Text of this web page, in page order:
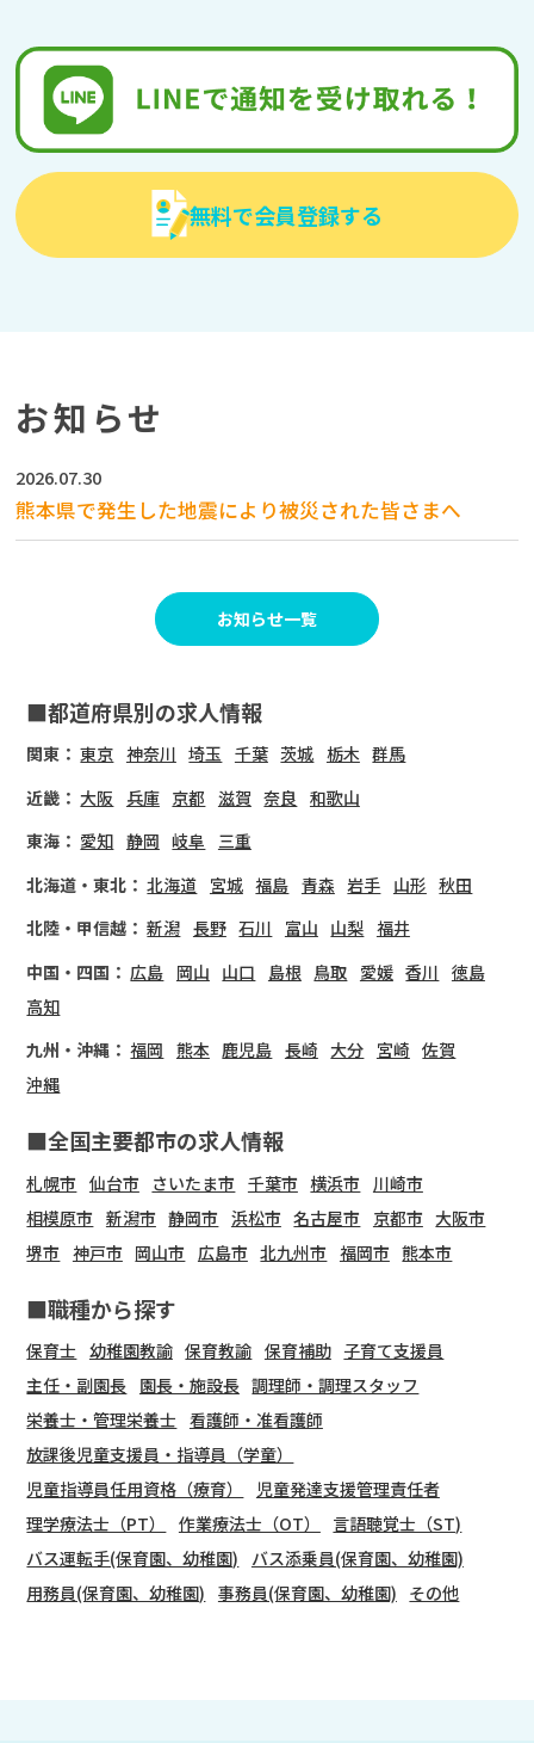
無料で会員登録する
お知らせ
2026.07.30
熊本県で発生した地震により被災された皆さまへ
お知らせ一覧
■都道府県別の求人情報
関東： 東京 神奈川 埼玉 千葉 茨城 栃木 群馬
近畿： 大阪 兵庫 京都 滋賀 奈良 和歌山
東海： 愛知 静岡 岐阜
三重
北海道・東北： 北海道 宮城 福島 青森 岩手 山形 秋田
北陸・甲信越： 新潟 長野 石川 富山 山梨 福井
中国・四国： 広島 岡山 山口 島根 鳥取 愛媛 香川 徳島
高知
九州・沖縄： 福岡 熊本 鹿児島 長崎 大分 宮崎 佐賀
沖縄
■全国主要都市の求人情報
札幌市 仙台市 さいたま市 千葉市 横浜市
川崎市
相模原市 新潟市 静岡市 浜松市 名古屋市 京都市 大阪市
堺市 神戸市 岡山市 広島市 北九州市 福岡市 熊本市
■職種から探す
保育士 幼稚園教諭 保育教諭 保育補助 子育て支援員
主任・副園長 園長・施設長 調理師・調理スタッフ
栄養士・管理栄養士 看護師・准看護師
放課後児童支援員・指導員（学童）
児童指導員任用資格（療育）
児童発達支援管理責任者
理学療法士（PT）
作業療法士（OT）
言語聴覚士（ST)
バス運転手(保育園、幼稚園)
バス添乗員(保育園、幼稚園)
用務員(保育園、幼稚園) 事務員(保育園、幼稚園) その他